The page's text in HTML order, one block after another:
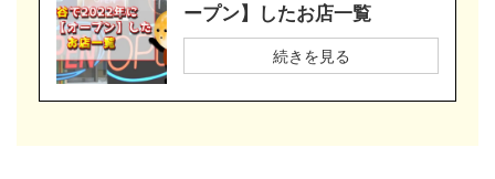
ープン】したお店一覧
続きを見る